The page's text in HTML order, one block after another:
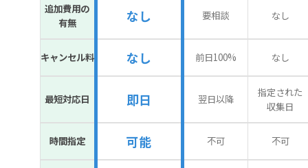
追加費用の
有無
なし 要相談 なし
キャンセル料 なし 前日100% なし
最短対応日 即日 翌日以降
指定された
収集日
時間指定 可能 不可 不可